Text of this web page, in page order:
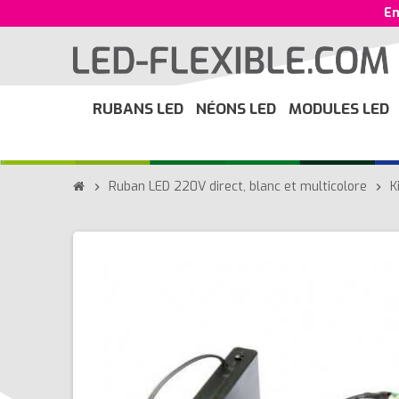
RUBANS LED NÉONS LED MODULES LED
chevron_right Ruban LED 220V direct, blanc et multicolore chevron_right